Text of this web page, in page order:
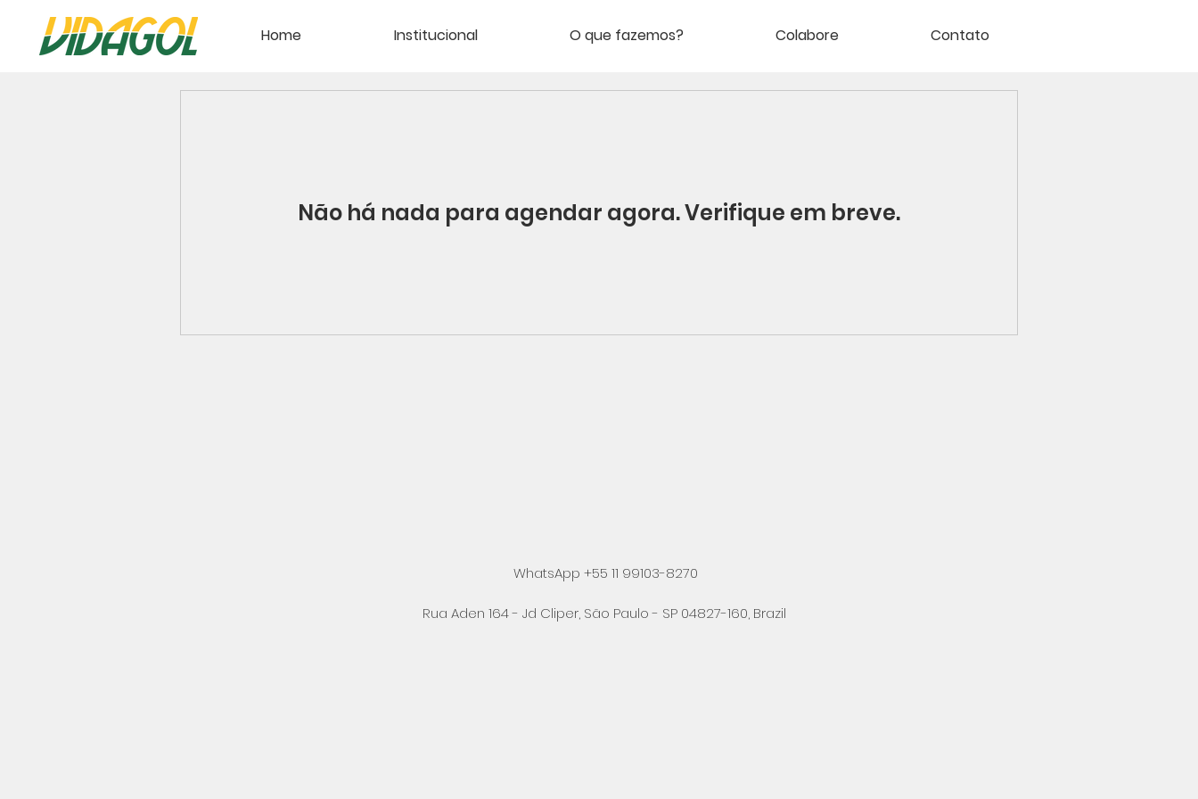
Home Institucional O que fazemos? Colabore Contato
Não há nada para agendar agora. Verifique em breve.
WhatsApp +55 11 99103-8270
Rua Aden 164 - Jd Cliper, São Paulo - SP 04827-160, Brazil